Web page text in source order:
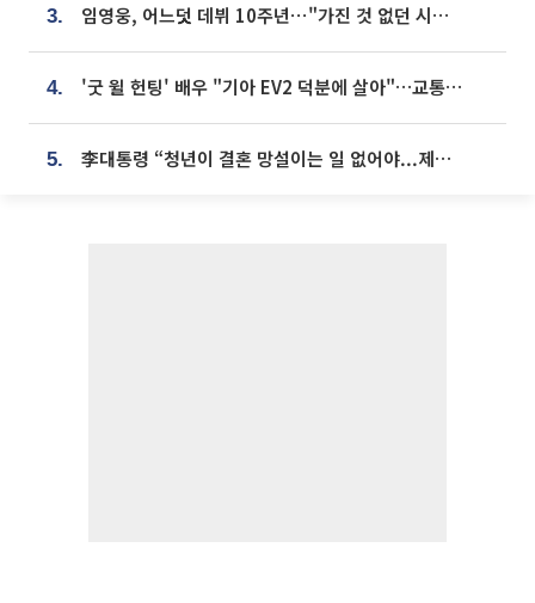
3. 임영웅, 어느덧 데뷔 10주년⋯"가진 것 없던 시절, 내 앞엔 20명의 팬뿐"
4. '굿 윌 헌팅' 배우 "기아 EV2 덕분에 살아"…교통사고 후 안전성 극찬
5. 李대통령 “청년이 결혼 망설이는 일 없어야...제도상 불이익 조사”